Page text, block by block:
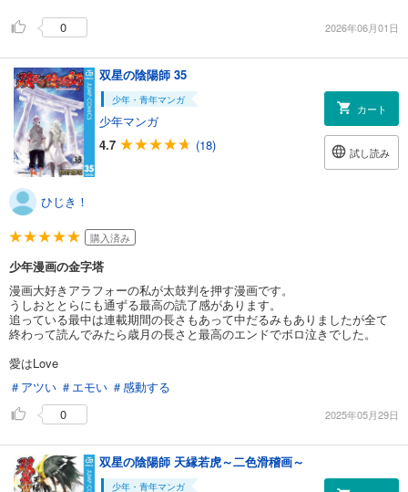
0 2026年06月01日
双星の陰陽師 35
少年・青年マンガ
少年マンガ
4.7
(18)
カート
試し読み
ひじき！
購入済み
少年漫画の金字塔
漫画大好きアラフォーの私が太鼓判を押す漫画です。
うしおととらにも通ずる最高の読了感があります。
追っている最中は連載期間の長さもあって中だるみもありましたが全て
終わって読んでみたら歳月の長さと最高のエンドでボロ泣きでした。
愛はLove
＃アツい ＃エモい ＃感動する
0
2025年05月29日
双星の陰陽師 天縁若虎～二色滑稽画～
少年・青年マンガ